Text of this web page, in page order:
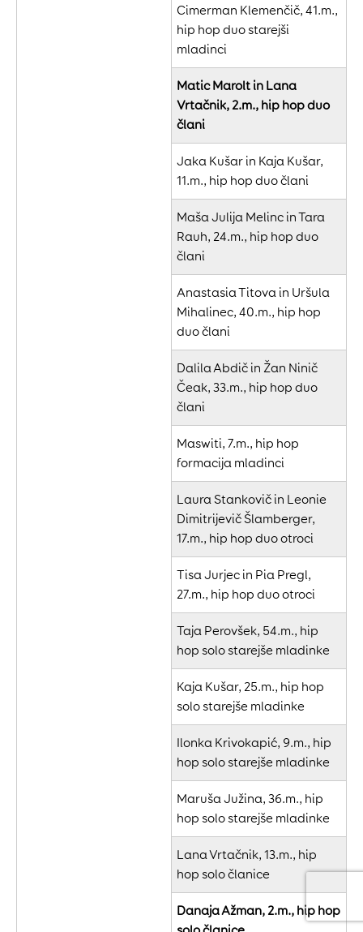
Cimerman Klemenčič, 41.m.,
hip hop duo starejši
mladinci
Matic Marolt in Lana
Vrtačnik, 2.m., hip hop duo
člani
Jaka Kušar in Kaja Kušar,
11.m., hip hop duo člani
Maša Julija Melinc in Tara
Rauh, 24.m., hip hop duo
člani
Anastasia Titova in Uršula
Mihalinec, 40.m., hip hop
duo člani
Dalila Abdič in Žan Ninič
Čeak, 33.m., hip hop duo
člani
Maswiti, 7.m., hip hop
formacija mladinci
Laura Stankovič in Leonie
Dimitrijevič Šlamberger,
17.m., hip hop duo otroci
Tisa Jurjec in Pia Pregl,
27.m., hip hop duo otroci
Taja Perovšek, 54.m., hip
hop solo starejše mladinke
Kaja Kušar, 25.m., hip hop
solo starejše mladinke
Ilonka Krivokapić, 9.m., hip
hop solo starejše mladinke
Maruša Južina, 36.m., hip
hop solo starejše mladinke
Lana Vrtačnik, 13.m., hip
hop solo članice
Danaja Ažman, 2.m., hip hop